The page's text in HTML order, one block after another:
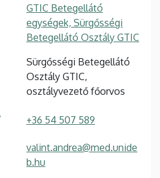
GTIC Betegellátó
egységek, Sürgősségi
Betegellátó Osztály GTIC
Sürgősségi Betegellátó
Osztály GTIC,
osztályvezető főorvos
+36 54 507 589
valint.andrea@med.unide
b.hu